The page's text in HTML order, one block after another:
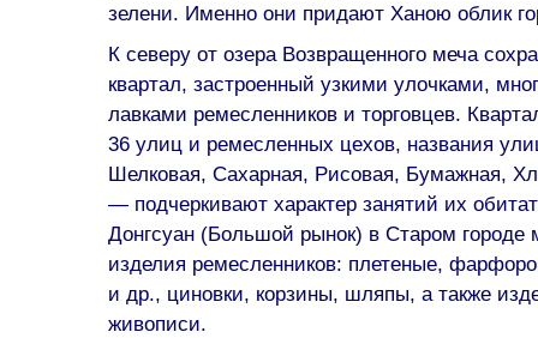
зелени. Именно они придают Ханою облик
К северу от озера Возвращенного меча
квартал, застроенный узкими улочками,
лавками ремесленников и торговцев.
36 улиц и ремесленных цехов, названия
Шелковая, Сахарная, Рисовая, Бумажная,
— подчеркивают характер занятий их
Донгсуан (Большой рынок) в Старом городе
изделия ремесленников: плетеные,
и др., циновки, корзины, шляпы, а также
живописи.